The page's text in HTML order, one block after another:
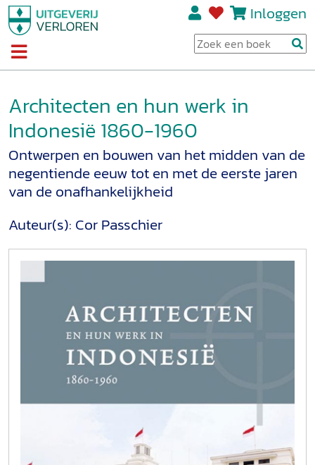
Inloggen
Architecten en hun werk in
Indonesië 1860-1960
Ontwerpen en bouwen van het midden van de
negentiende eeuw tot en met de eerste jaren
van de onafhankelijkheid
Auteur(s): Cor Passchier